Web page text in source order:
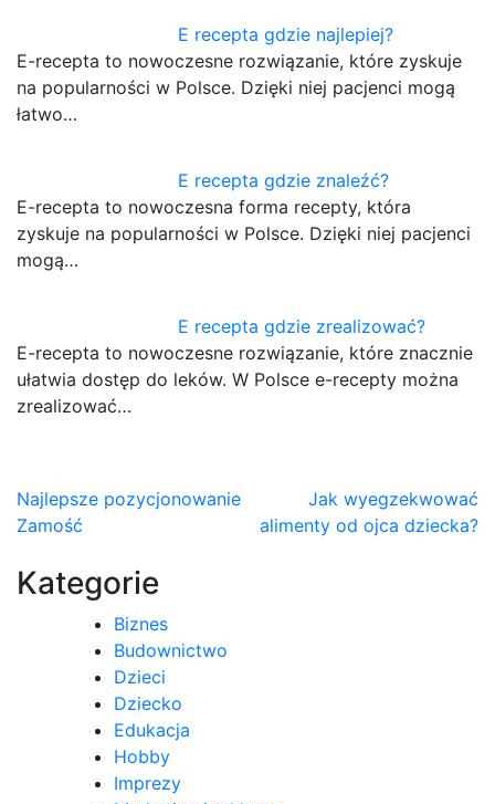
E recepta gdzie najlepiej?
E-recepta to nowoczesne rozwiązanie, które zyskuje
na popularności w Polsce. Dzięki niej pacjenci mogą
łatwo…
E recepta gdzie znaleźć?
E-recepta to nowoczesna forma recepty, która
zyskuje na popularności w Polsce. Dzięki niej pacjenci
mogą…
E recepta gdzie zrealizować?
E-recepta to nowoczesne rozwiązanie, które znacznie
ułatwia dostęp do leków. W Polsce e-recepty można
zrealizować…
Nawigacja
wpisu
Najlepsze pozycjonowanie
Zamość
Jak wyegzekwować
alimenty od ojca dziecka?
Kategorie
Biznes
Budownictwo
Dzieci
Dziecko
Edukacja
Hobby
Imprezy